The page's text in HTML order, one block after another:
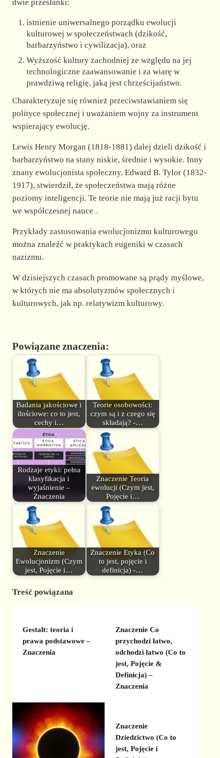
dwie przesłanki:
istnienie uniwersalnego porządku ewolucji
kulturowej w społeczeństwach (dzikość,
barbarzyństwo i cywilizacja), oraz
Wyższość kultury zachodniej ze względu na jej
technologiczne zaawansowanie i za wiarę w
prawdziwą religię, jaką jest chrześcijaństwo.
Charakteryzuje się również przeciwstawianiem się
polityce społecznej i uważaniem wojny za instrument
wspierający ewolucję.
Lewis Henry Morgan (1818-1881) dalej dzieli dzikość i
barbarzyństwo na stany niskie, średnie i wysokie. Inny
znany ewolucjonista społeczny, Edward B. Tylor (1832-
1917), stwierdził, że społeczeństwa mają różne
poziomy inteligencji. Te teorie nie mają już racji bytu
we współczesnej nauce .
Przykłady zastosowania ewolucjonizmu kulturowego
można znaleźć w praktykach eugeniki w czasach
nazizmu.
W dzisiejszych czasach promowane są prądy myślowe,
w których nie ma absolutyzmów społecznych i
kulturowych, jak np. relatywizm kulturowy.
Powiązane znaczenia:
Badania jakościowe i
ilościowe: co to jest,
cechy i…
Teorie osobowości:
czym są i z czego się
składają? -…
Rodzaje etyki: pełna
klasyfikacja i
wyjaśnienie –
Znaczenia
Znaczenie Teoria
ewolucji (Czym jest,
Pojęcie i…
Znaczenie
Ewolucjonizm (Czym
jest, Pojęcie i…
Znaczenie Etyka (Co
to jest, pojęcie i
definicja) -…
Treść powiązana
Gestalt: teoria i
prawa podstawowe –
Znaczenia
Znaczenie Co
przychodzi łatwo,
odchodzi łatwo (Co to
jest, Pojęcie &
Definicja) –
Znaczenia
Znaczenie
Dziedzictwo (Co to
jest, Pojęcie i